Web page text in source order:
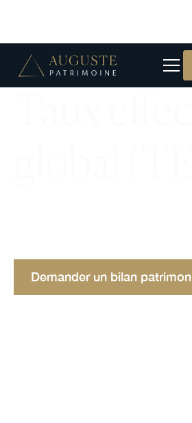
Demander un bilan